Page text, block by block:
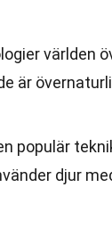
världen
är
populär
djur